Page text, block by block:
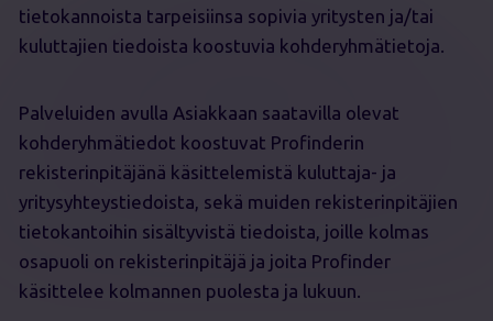
tietokannoista tarpeisiinsa sopivia yritysten ja/tai
kuluttajien tiedoista koostuvia kohderyhmätietoja.
Palveluiden avulla Asiakkaan saatavilla olevat
kohderyhmätiedot koostuvat Profinderin
rekisterinpitäjänä käsittelemistä kuluttaja- ja
yritysyhteystiedoista, sekä muiden rekisterinpitäjien
tietokantoihin sisältyvistä tiedoista, joille kolmas
osapuoli on rekisterinpitäjä ja joita Profinder
käsittelee kolmannen puolesta ja lukuun.